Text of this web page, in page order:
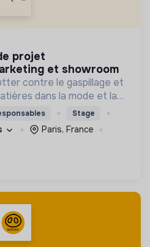
et showroom
contre le gaspillage et
dans la mode et la
Stage
Paris, France